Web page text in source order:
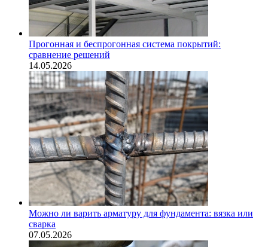
Прогонная и беспрогонная система покрытий:
сравнение решений
14.05.2026
Можно ли варить арматуру для фундамента: вязка или
сварка
07.05.2026